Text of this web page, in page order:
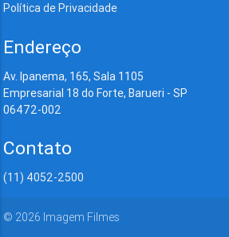
Política de Privacidade
Endereço
Av. Ipanema, 165, Sala 1105
Empresarial 18 do Forte, Barueri - SP
06472-002
Contato
(11) 4052-2500
© 2026 Imagem Filmes